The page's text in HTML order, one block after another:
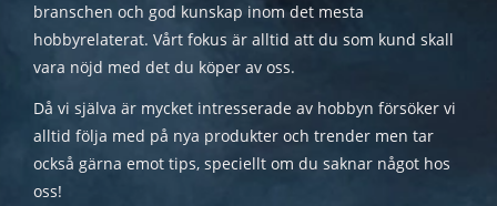
branschen och god kunskap inom det mesta
hobbyrelaterat. Vårt fokus är alltid att du som kund skall
vara nöjd med det du köper av oss.
Då vi själva är mycket intresserade av hobbyn försöker vi
alltid följa med på nya produkter och trender men tar
också gärna emot tips, speciellt om du saknar något hos
oss!